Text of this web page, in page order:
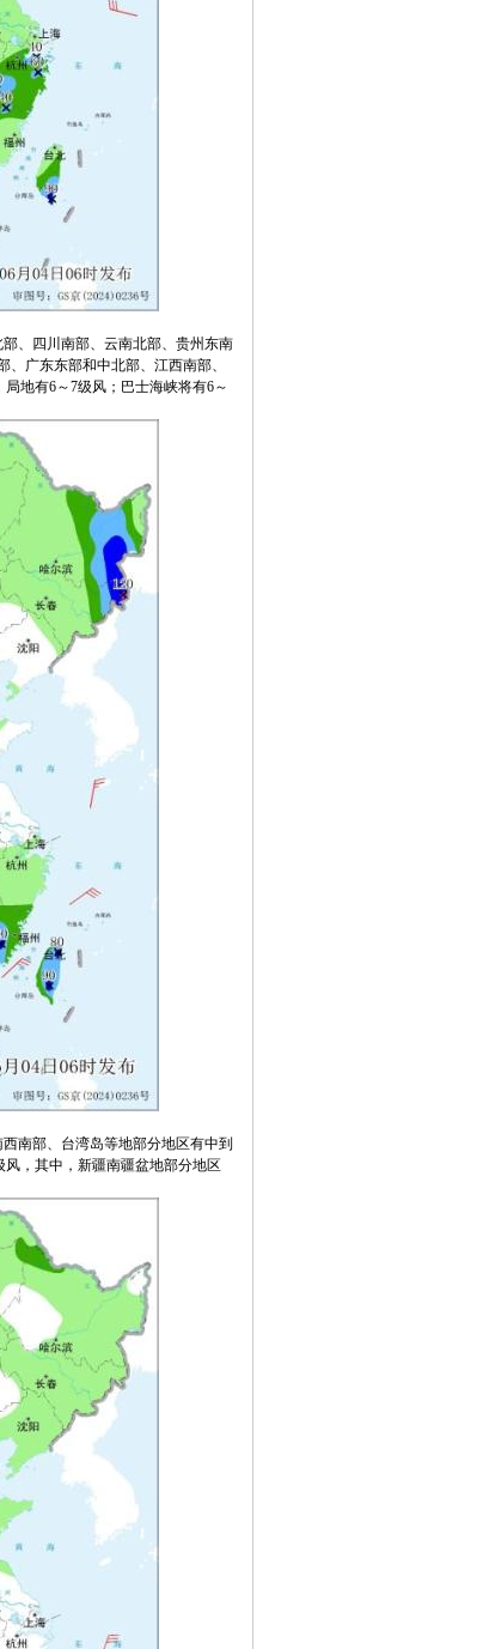
、四川南部、云南北部、贵州东南
广东东部和中北部、江西南部、
地有6～7级风；巴士海峡将有6～
南部、台湾岛等地部分地区有中到
，其中，新疆南疆盆地部分地区